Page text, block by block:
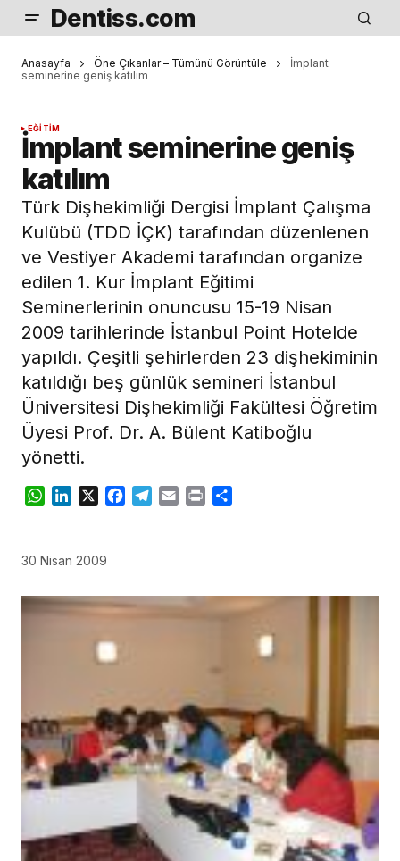
Dentiss.com
Anasayfa Öne Çıkanlar – Tümünü Görüntüle
İmplant
seminerine geniş katılım
EĞITIM
İmplant seminerine geniş
katılım
Türk Dişhekimliği Dergisi İmplant Çalışma
Kulübü (TDD İÇK) tarafından düzenlenen
ve Vestiyer Akademi tarafından organize
edilen 1. Kur İmplant Eğitimi
Seminerlerinin onuncusu 15-19 Nisan
2009 tarihlerinde İstanbul Point Hotelde
yapıldı. Çeşitli şehirlerden 23 dişhekiminin
katıldığı beş günlük semineri İstanbul
Üniversitesi Dişhekimliği Fakültesi Öğretim
Üyesi Prof. Dr. A. Bülent Katiboğlu
yönetti.
WhatsApp
LinkedIn
X Facebook
Telegram
Email Print
30 Nisan 2009